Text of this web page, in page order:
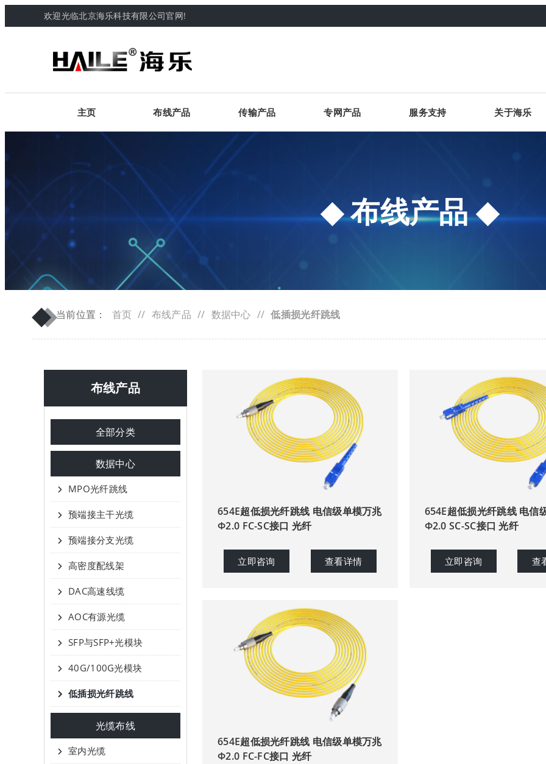
欢迎光临北京海乐科技有限公司官网!
主页 布线产品 传输产品 专网产品 服务支持 关于海乐
布线产品
◆
◆当前位置： 首页 // 布线产品 // 数据中心 // 低插损光纤跳线
布线产品
全部分类
数据中心
MPO光纤跳线
预端接主干光缆
预端接分支光缆
高密度配线架
DAC高速线缆
AOC有源光缆
SFP与SFP+光模块
40G/100G光模块
低插损光纤跳线
光缆布线
室内光缆
654E超低损光纤跳线 电信级单模万兆
Φ2.0 FC-SC接口 光纤
立即咨询 查看详情
654E超低损光纤跳线 电信
Φ2.0 SC-SC接口 光纤
立即咨询 查
654E超低损光纤跳线 电信级单模万兆
Φ2.0 FC-FC接口 光纤